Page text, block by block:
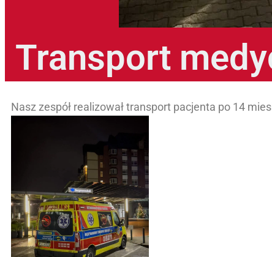
Transport
Nasz zespół realizował transport pacjenta po 14